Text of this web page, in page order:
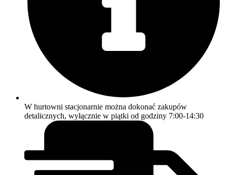
W hurtowni stacjonarnie można dokonać zakupów
detalicznych, wyłącznie w piątki od godziny 7:00-14:30